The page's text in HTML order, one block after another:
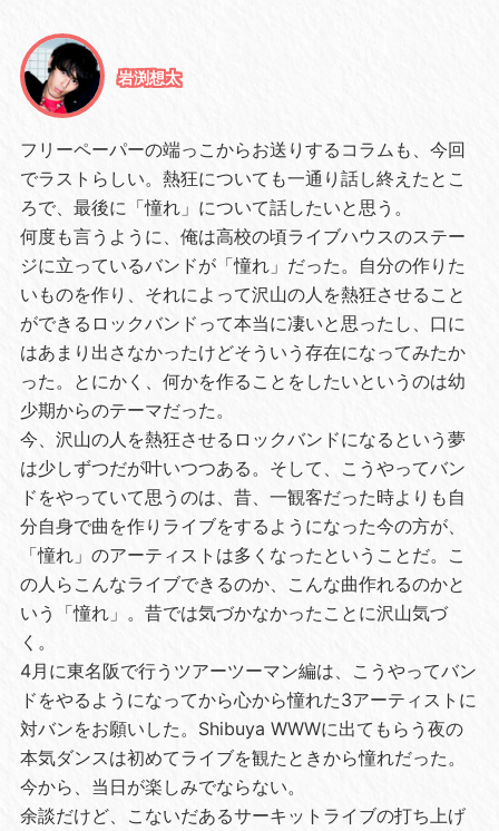
岩渕想太
フリーペーパーの端っこからお送りするコラムも、今回
でラストらしい。熱狂についても一通り話し終えたとこ
ろで、最後に「憧れ」について話したいと思う。
何度も言うように、俺は高校の頃ライブハウスのステー
ジに立っているバンドが「憧れ」だった。自分の作りた
いものを作り、それによって沢山の人を熱狂させること
ができるロックバンドって本当に凄いと思ったし、口に
はあまり出さなかったけどそういう存在になってみたか
った。とにかく、何かを作ることをしたいというのは幼
少期からのテーマだった。
今、沢山の人を熱狂させるロックバンドになるという夢
は少しずつだが叶いつつある。そして、こうやってバン
ドをやっていて思うのは、昔、一観客だった時よりも自
分自身で曲を作りライブをするようになった今の方が、
「憧れ」のアーティストは多くなったということだ。こ
の人らこんなライブできるのか、こんな曲作れるのかと
いう「憧れ」。昔では気づかなかったことに沢山気づ
く。
4月に東名阪で行うツアーツーマン編は、こうやってバン
ドをやるようになってから心から憧れた3アーティストに
対バンをお願いした。Shibuya WWWに出てもらう夜の
本気ダンスは初めてライブを観たときから憧れだった。
今から、当日が楽しみでならない。
余談だけど、こないだあるサーキットライブの打ち上げ